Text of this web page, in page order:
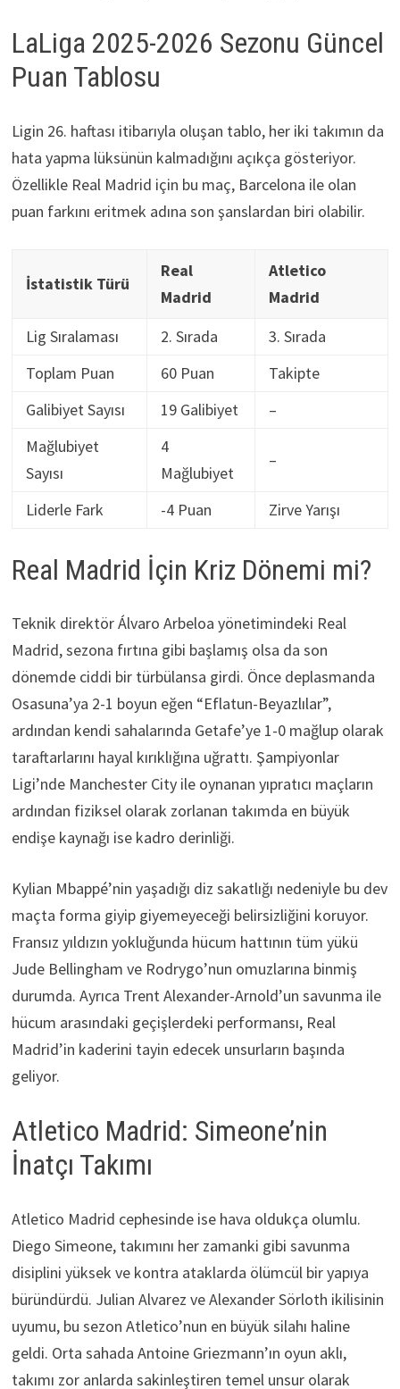
LaLiga 2025-2026 Sezonu Güncel
Puan Tablosu
Ligin 26. haftası itibarıyla oluşan tablo, her iki takımın da
hata yapma lüksünün kalmadığını açıkça gösteriyor.
Özellikle Real Madrid için bu maç, Barcelona ile olan
puan farkını eritmek adına son şanslardan biri olabilir.
İstatistik Türü
Real
Madrid
Atletico
Madrid
Lig Sıralaması
2. Sırada
3. Sırada
Toplam Puan
60 Puan
Takipte
Galibiyet Sayısı
19 Galibiyet
–
Mağlubiyet
Sayısı
4
Mağlubiyet
–
Liderle Fark -4 Puan Zirve Yarışı
Real Madrid İçin Kriz Dönemi mi?
Teknik direktör Álvaro Arbeloa yönetimindeki Real
Madrid, sezona fırtına gibi başlamış olsa da son
dönemde ciddi bir türbülansa girdi. Önce deplasmanda
Osasuna’ya 2-1 boyun eğen “Eflatun-Beyazlılar”,
ardından kendi sahalarında Getafe’ye 1-0 mağlup olarak
taraftarlarını hayal kırıklığına uğrattı. Şampiyonlar
Ligi’nde Manchester City ile oynanan yıpratıcı maçların
ardından fiziksel olarak zorlanan takımda en büyük
endişe kaynağı ise kadro derinliği.
Kylian Mbappé’nin yaşadığı diz sakatlığı nedeniyle bu dev
maçta forma giyip giyemeyeceği belirsizliğini koruyor.
Fransız yıldızın yokluğunda hücum hattının tüm yükü
Jude Bellingham ve Rodrygo’nun omuzlarına binmiş
durumda. Ayrıca Trent Alexander-Arnold’un savunma ile
hücum arasındaki geçişlerdeki performansı, Real
Madrid’in kaderini tayin edecek unsurların başında
geliyor.
Atletico Madrid: Simeone’nin
İnatçı Takımı
Atletico Madrid cephesinde ise hava oldukça olumlu.
Diego Simeone, takımını her zamanki gibi savunma
disiplini yüksek ve kontra ataklarda ölümcül bir yapıya
büründürdü. Julian Alvarez ve Alexander Sörloth ikilisinin
uyumu, bu sezon Atletico’nun en büyük silahı haline
geldi. Orta sahada Antoine Griezmann’ın oyun aklı,
takımı zor anlarda sakinleştiren temel unsur olarak